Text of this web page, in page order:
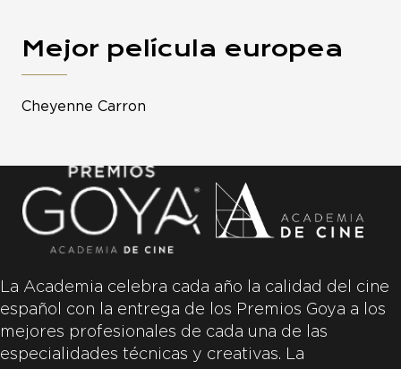
Mejor película europea
Cheyenne Carron
La Academia celebra cada año la calidad del cine
español con la entrega de los Premios Goya a los
mejores profesionales de cada una de las
especialidades técnicas y creativas. La